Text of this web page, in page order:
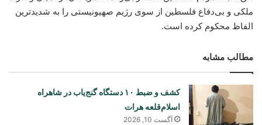
ملکی و بی‌دفاع فلسطین از سوی رژیم صهیونیستی را به‌ شدیدترین
الفاظ محکوم کرده است.
مطالب مشابه
کشف و ضبط ۱۰ دستگاه گنج‌یاب در شاهراه
اسلام‌قلعه هرات
آگست 10, 2026